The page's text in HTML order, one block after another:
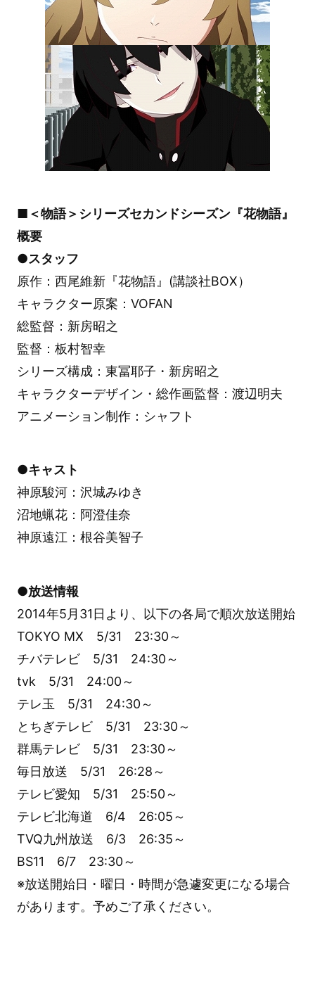
■＜物語＞シリーズセカンドシーズン『花物語』
概要
●スタッフ
原作：西尾維新『花物語』(講談社BOX）
キャラクター原案：VOFAN
総監督：新房昭之
監督：板村智幸
シリーズ構成：東冨耶子・新房昭之
キャラクターデザイン・総作画監督：渡辺明夫
アニメーション制作：シャフト
●キャスト
神原駿河：沢城みゆき
沼地蝋花：阿澄佳奈
神原遠江：根谷美智子
●放送情報
2014年5月31日より、以下の各局で順次放送開始
TOKYO MX 5/31 23:30～
チバテレビ 5/31 24:30～
tvk 5/31 24:00～
テレ玉 5/31 24:30～
とちぎテレビ 5/31 23:30～
群馬テレビ 5/31 23:30～
毎日放送 5/31 26:28～
テレビ愛知 5/31 25:50～
テレビ北海道 6/4 26:05～
TVQ九州放送 6/3 26:35～
BS11 6/7 23:30～
※放送開始日・曜日・時間が急遽変更になる場合
があります。予めご了承ください。